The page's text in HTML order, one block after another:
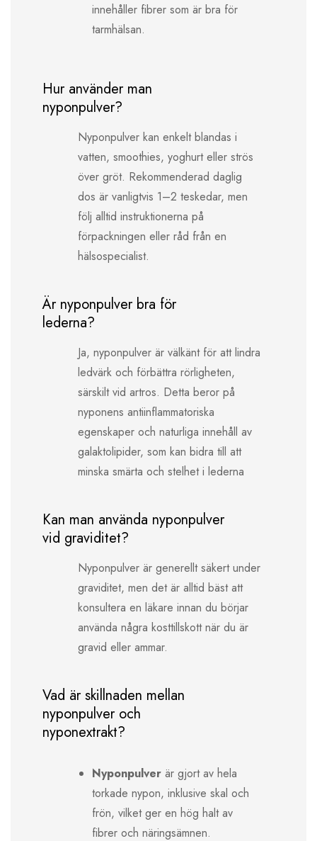
innehåller fibrer som är bra för
tarmhälsan.
Hur använder man
nyponpulver?
Nyponpulver kan enkelt blandas i
vatten, smoothies, yoghurt eller strös
över gröt. Rekommenderad daglig
dos är vanligtvis 1–2 teskedar, men
följ alltid instruktionerna på
förpackningen eller råd från en
hälsospecialist.
Är nyponpulver bra för
lederna?
Ja, nyponpulver är välkänt för att lindra
ledvärk och förbättra rörligheten,
särskilt vid artros. Detta beror på
nyponens antiinflammatoriska
egenskaper och naturliga innehåll av
galaktolipider, som kan bidra till att
minska smärta och stelhet i lederna
Kan man använda nyponpulver
vid graviditet?
Nyponpulver är generellt säkert under
graviditet, men det är alltid bäst att
konsultera en läkare innan du börjar
använda några kosttillskott när du är
gravid eller ammar.
Vad är skillnaden mellan
nyponpulver och
nyponextrakt?
Nyponpulver är gjort av hela
torkade nypon, inklusive skal och
frön, vilket ger en hög halt av
fibrer och näringsämnen.